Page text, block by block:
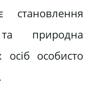
та природна
осіб особисто